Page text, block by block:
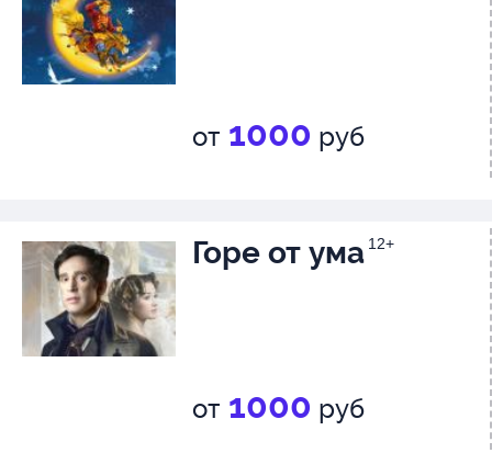
от 1000 руб
Горе от ума 12+
от 1000 руб